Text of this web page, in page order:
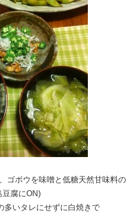
ゴボウを味噌と低糖天然甘味料の
豆腐にON)
多いタレにせずに白焼きで